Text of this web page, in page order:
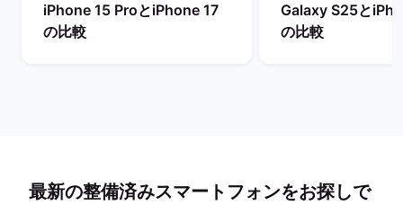
iPhone 15 ProとiPhone 17
の比較
Galaxy S25と
の比較
最新の整備済みスマートフォンをお探しで